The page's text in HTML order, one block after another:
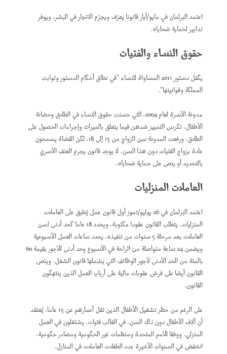
اعتمد البرلمان في مايو/أيار قانونا يعرّف ويجرّم الاتجار في البشر، ويوفر
تدابير لحماية ضحاياه.
حقوق النساء والفتيات
يكفل دستور 2011 المساواة للنساء "في نطاق أحكام الدستور وثوابت
المملكة وقوانينها".
مدونة الأسرة لعام 2004، التي حسنت حقوق النساء في الطلاق وحضانة
الأطفال، تكرس التمييز ضدهن فيما يتعلق بالميراث وإجراءات الحصول على
الطلاق. ورفعت المدونة سن الزواج من 15 إلى 18، لكن القضاة يسمحون
عادة بزواج الفتيات دون هذا السن. لا يوجد قانون يجرم العنف الأسري
بالتحديد أو ينص على حماية ضحاياه.
العاملات المنزليات
اعتمد البرلمان في 26 يوليو/تموز أول قانون عمل يُطبق على العاملات
المنزليات. يتطلب القانون عقودا مكتوبة، ويحدد 18 عاما كحد أدنى لسن
العاملات بعد مرحلة 5 سنوات من تنفيذه. يحدد ساعات العمل الأسبوعية
ويضمن 24 ساعة متواصلة من الراحة في الأسبوع وحد أدنى للأجور بقيمة 60
بالمئة من الحد الأدنى لأجور الوظائف التي يشملها قانون الشغل. وينص
القانون أيضا على فرض عقوبات مالية على أرباب العمل الذين ينتهكون
القانون.
على الرغم من حظر تشغيل الأطفال الذين تقل أعمارهم عن 15 عاما، يُعتقد
أن آلاف الأطفال دون ذلك السن، في الغالب فتيات، يشتغلون في العمل
المنزلي. ووفقا للأمم المتحدة ومنظمات غير الحكومية ومصادر حكومية،
انخفض في السنوات الأخيرة عدد الطفلات العاملات في المنازل.